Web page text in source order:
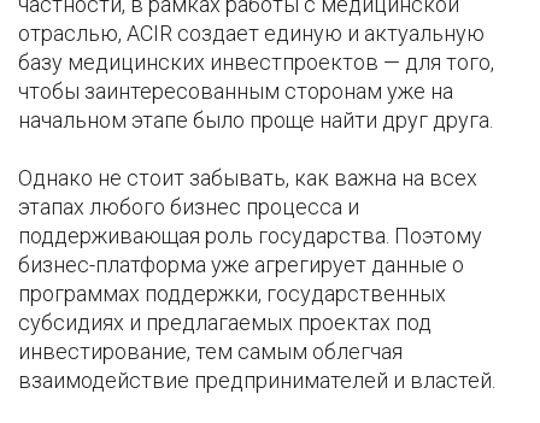
отраслью, ACIR создает единую и актуальную
базу медицинских инвестпроектов — для того,
чтобы заинтересованным сторонам уже на
начальном этапе было проще найти друг друга.
Однако не стоит забывать, как важна на всех
этапах любого бизнес процесса и
поддерживающая роль государства. Поэтому
бизнес-платформа уже агрегирует данные о
программах поддержки, государственных
субсидиях и предлагаемых проектах под
инвестирование, тем самым облегчая
взаимодействие предпринимателей и властей.